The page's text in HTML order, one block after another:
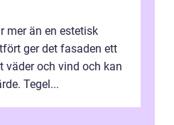
mer än en estetisk
ger det fasaden ett
väder och vind och kan
Tegel...